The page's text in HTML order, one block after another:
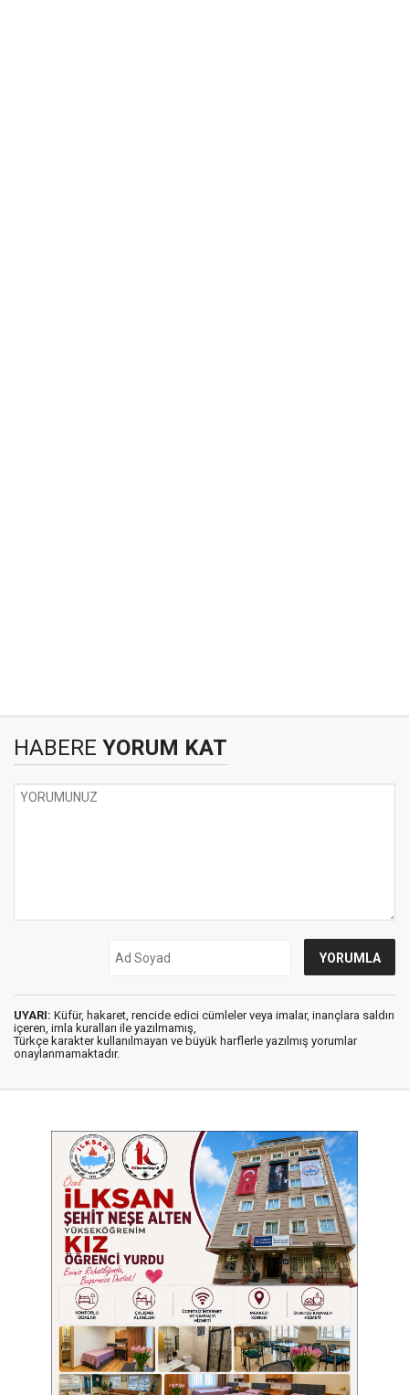
HABERE YORUM KAT
UYARI: Küfür, hakaret, rencide edici cümleler veya imalar, inançlara saldırı
içeren, imla kuralları ile yazılmamış,
Türkçe karakter kullanılmayan ve büyük harflerle yazılmış yorumlar
onaylanmamaktadır.